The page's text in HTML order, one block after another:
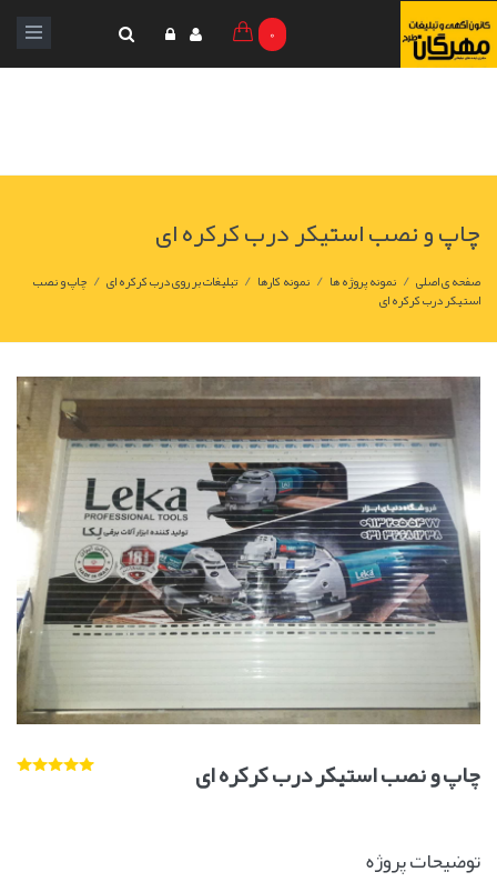
0
چاپ و نصب استیکر درب کرکره ای
صفحه ی اصلی / نمونه پروژه ها / نمونه کارها /تبلیغات بر روی درب کرکره ای / چاپ و نصب
استیکر درب کرکره ای
چاپ و نصب استیکر درب کرکره ای
توضیحات پروژه